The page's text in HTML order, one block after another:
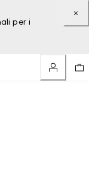
per i